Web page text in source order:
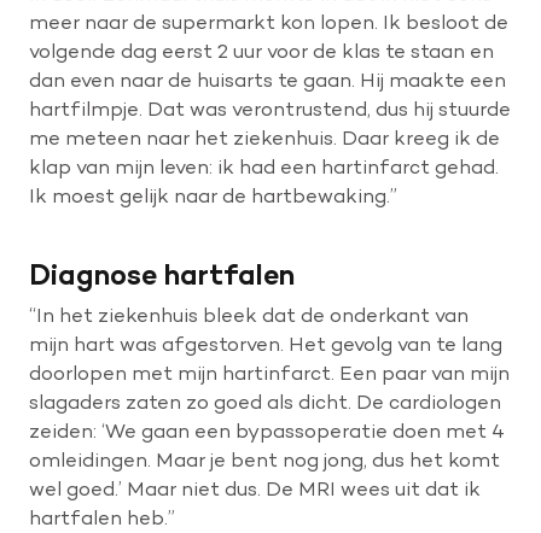
meer naar de supermarkt kon lopen. Ik besloot de
volgende dag eerst 2 uur voor de klas te staan en
dan even naar de huisarts te gaan. Hij maakte een
hartfilmpje. Dat was verontrustend, dus hij stuurde
me meteen naar het ziekenhuis. Daar kreeg ik de
klap van mijn leven: ik had een hartinfarct gehad.
Ik moest gelijk naar de hartbewaking.”
Diagnose hartfalen
“In het ziekenhuis bleek dat de onderkant van
mijn hart was afgestorven. Het gevolg van te lang
doorlopen met mijn hartinfarct. Een paar van mijn
slagaders zaten zo goed als dicht. De cardiologen
zeiden: ‘We gaan een bypassoperatie doen met 4
omleidingen. Maar je bent nog jong, dus het komt
wel goed.’ Maar niet dus. De MRI wees uit dat ik
hartfalen heb.”